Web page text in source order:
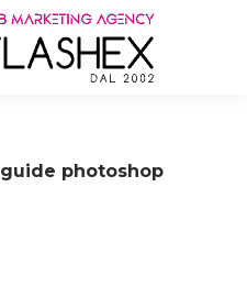
guide photoshop